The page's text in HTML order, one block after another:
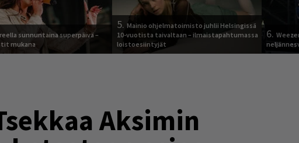
sunnuntaina superpäivä –
mukana
5. Mainio ohjelmatoimisto juhlii Helsingissä
10-vuotista taivaltaan – ilmaistapahtumassa
loistoesiintyjät
6.
Aksimin